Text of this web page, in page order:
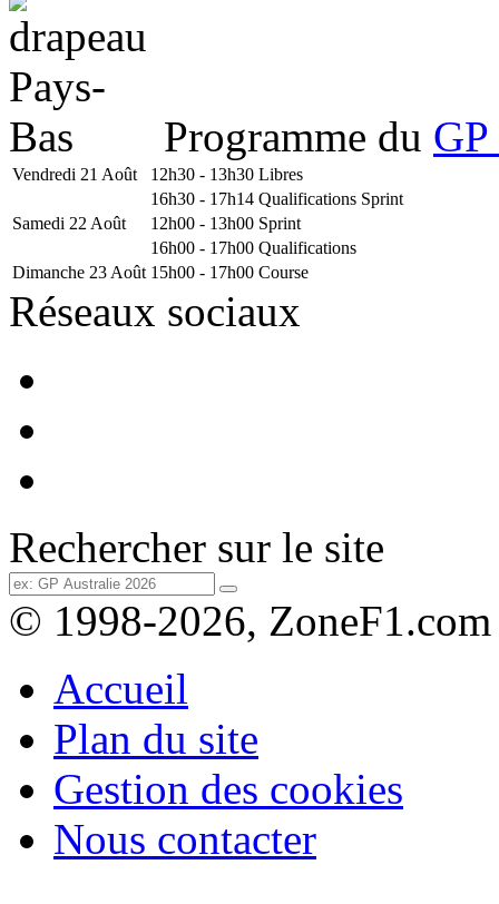
Programme du
Vendredi 21 Août 12h30 - 13h30 Libres
16h30 - 17h14 Qualifications Sprint
Samedi 22 Août
12h00 - 13h00 Sprint
16h00 - 17h00 Qualifications
Dimanche 23 Août 15h00 - 17h00 Course
Réseaux sociaux
Rechercher sur le site
© 1998-2026, ZoneF1.com
Accueil
Plan du site
Gestion des cookies
Nous contacter